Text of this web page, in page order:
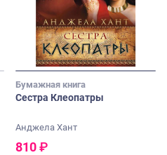
Бумажная книга
Сестра Клеопатры
Анджела Хант
810₽